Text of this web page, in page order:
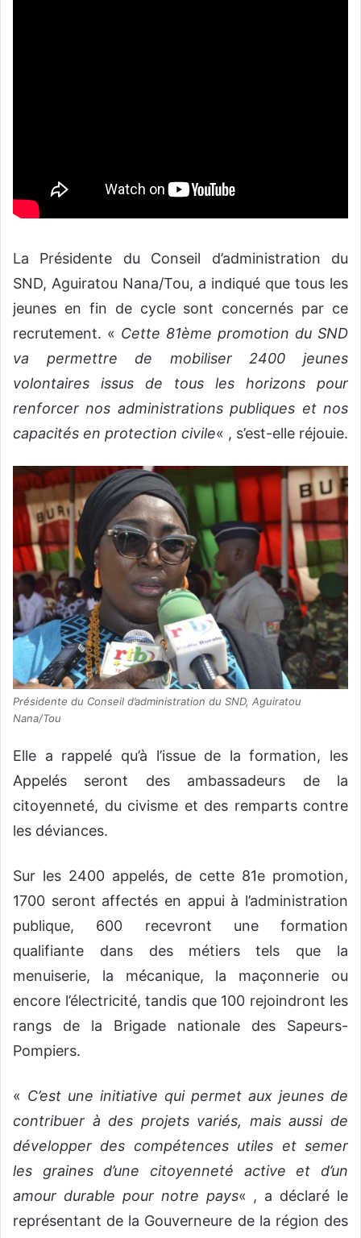
La Présidente du Conseil d’administration du
SND, Aguiratou Nana/Tou, a indiqué que tous les
jeunes en fin de cycle sont concernés par ce
recrutement. « Cette 81ème promotion du SND
va permettre de mobiliser 2400 jeunes
volontaires issus de tous les horizons pour
renforcer nos administrations publiques et nos
capacités en protection civile« , s’est-elle réjouie.
Présidente du Conseil d’administration du SND, Aguiratou
Nana/Tou
Elle a rappelé qu’à l’issue de la formation, les
Appelés seront des ambassadeurs de la
citoyenneté, du civisme et des remparts contre
les déviances.
Sur les 2400 appelés, de cette 81e promotion,
1700 seront affectés en appui à l’administration
publique, 600 recevront une formation
qualifiante dans des métiers tels que la
menuiserie, la mécanique, la maçonnerie ou
encore l’électricité, tandis que 100 rejoindront les
rangs de la Brigade nationale des Sapeurs-
Pompiers.
« C’est une initiative qui permet aux jeunes de
contribuer à des projets variés, mais aussi de
développer des compétences utiles et semer
les graines d’une citoyenneté active et d’un
amour durable pour notre pays« , a déclaré le
représentant de la Gouverneure de la région des